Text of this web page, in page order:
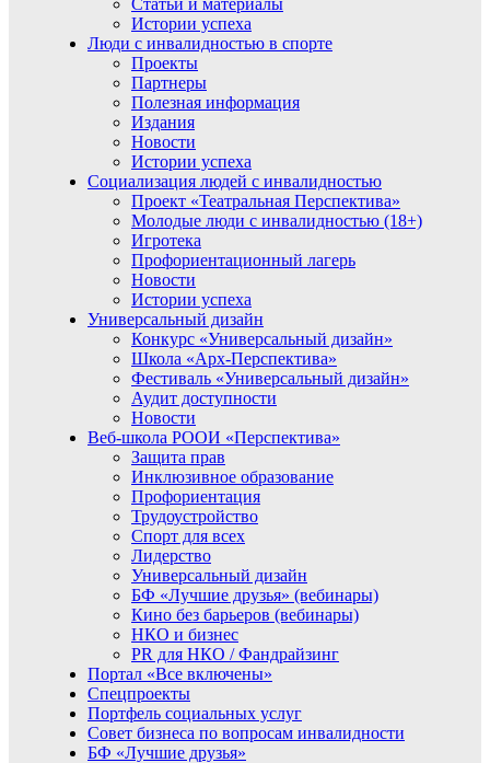
Статьи и материалы
Истории успеха
Люди с инвалидностью в спорте
Проекты
Партнеры
Полезная информация
Издания
Новости
Истории успеха
Социализация людей с инвалидностью
Проект «Театральная Перспектива»
Молодые люди с инвалидностью (18+)
Игротека
Профориентационный лагерь
Новости
Истории успеха
Универсальный дизайн
Конкурс «Универсальный дизайн»
Школа «Арх-Перспектива»
Фестиваль «Универсальный дизайн»
Аудит доступности
Новости
Веб-школа РООИ «Перспектива»
Защита прав
Инклюзивное образование
Профориентация
Трудоустройство
Спорт для всех
Лидерство
Универсальный дизайн
БФ «Лучшие друзья» (вебинары)
Кино без барьеров (вебинары)
НКО и бизнес
PR для НКО / Фандрайзинг
Портал «Все включены»
Спецпроекты
Портфель социальных услуг
Совет бизнеса по вопросам инвалидности
БФ «Лучшие друзья»